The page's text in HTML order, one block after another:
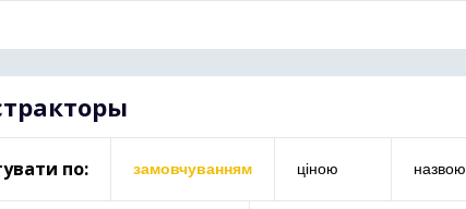
по: замовчуванням ціною назвою